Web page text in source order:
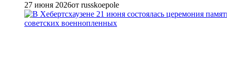
27 июня 2026от russkoepole